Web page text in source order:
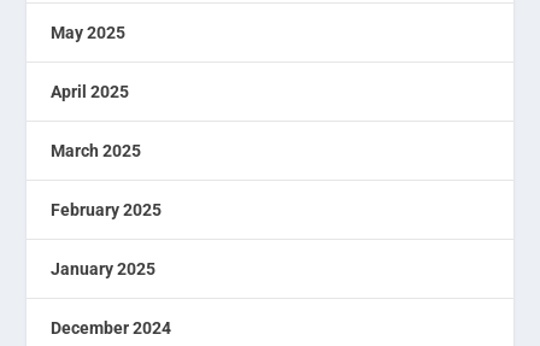
May 2025
April 2025
March 2025
February 2025
January 2025
December 2024